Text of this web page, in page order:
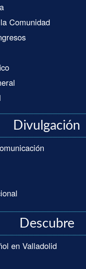
Comunidad
Divulgación
Descubre
en Valladolid